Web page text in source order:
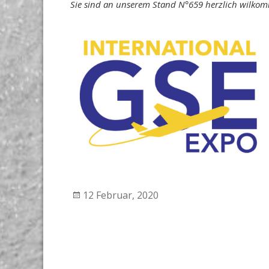
Sie sind an unserem Stand N°659 herzlich
Veröffentlicht
12 Februar, 2020